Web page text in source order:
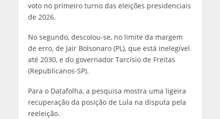
voto no primeiro turno das eleições presidenciais
de 2026.
No segundo, descolou-se, no limite da margem
de erro, de Jair Bolsonaro (PL), que está inelegível
até 2030, e do governador Tarcísio de Freitas
(Republicanos-SP).
Para o Datafolha, a pesquisa mostra uma ligeira
recuperação da posição de Lula na disputa pela
reeleição.